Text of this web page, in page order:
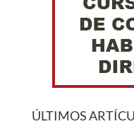
ÚLTIMOS